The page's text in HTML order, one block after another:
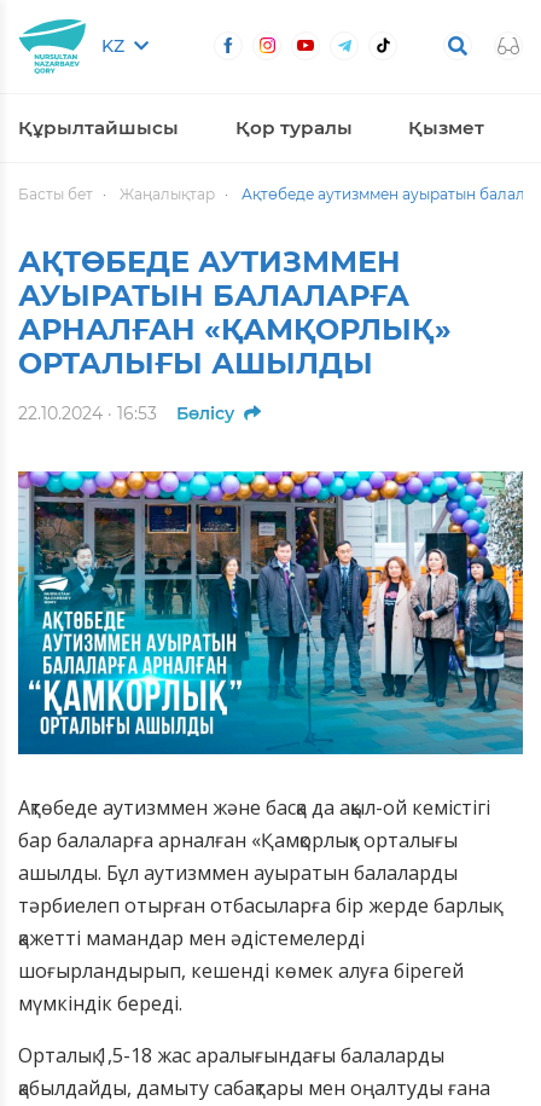
KZ
Құрылтайшысы Қор туралы Қызмет
Басты бет Жаңалықтар Ақтөбеде аутизммен ауыратын
АҚТӨБЕДЕ АУТИЗММЕН
АУЫРАТЫН БАЛАЛАРҒА
АРНАЛҒАН «ҚАМҚОРЛЫҚ»
ОРТАЛЫҒЫ АШЫЛДЫ
22.10.2024 · 16:53 Бөлісу
Ақтөбеде аутизммен және басқа да ақыл-ой кемістігі
бар балаларға арналған «Қамқорлық» орталығы
ашылды. Бұл аутизммен ауыратын балаларды
тәрбиелеп отырған отбасыларға бір жерде барлық
қажетті мамандар мен әдістемелерді
шоғырландырып, кешенді көмек алуға бірегей
мүмкіндік береді.
Орталық 1,5-18 жас аралығындағы балаларды
қабылдайды, дамыту сабақтары мен оңалтуды ғана